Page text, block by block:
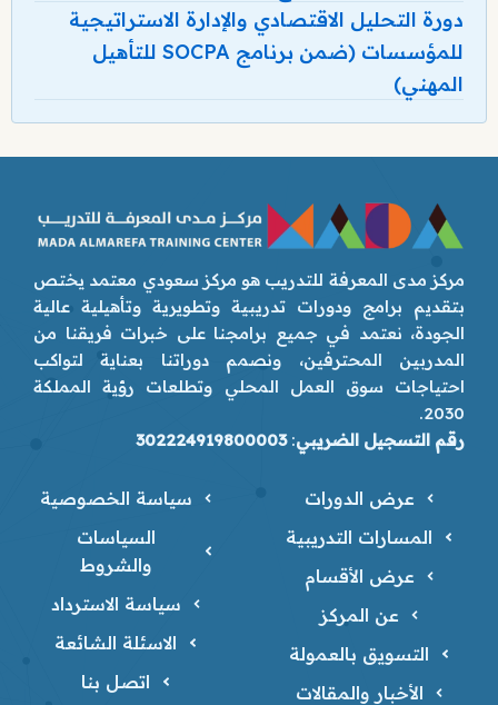
دورة التحليل الاقتصادي والإدارة الاستراتيجية
للمؤسسات (ضمن برنامج SOCPA للتأهيل
المهني)
مركز مدى المعرفة للتدريب هو مركز سعودي معتمد يختص
بتقديم برامج ودورات تدريبية وتطويرية وتأهيلية عالية
الجودة، نعتمد في جميع برامجنا على خبرات فريقنا من
المدربين المحترفين، ونصمم دوراتنا بعناية لتواكب
احتياجات سوق العمل المحلي وتطلعات رؤية المملكة
2030.
رقم التسجيل الضريبي:
302224919800003
عرض الدورات
المسارات التدريبية
عرض الأقسام
عن المركز
التسويق بالعمولة
الأخبار والمقالات
سياسة الخصوصية
السياسات
والشروط
سياسة الاسترداد
الاسئلة الشائعة
اتصل بنا